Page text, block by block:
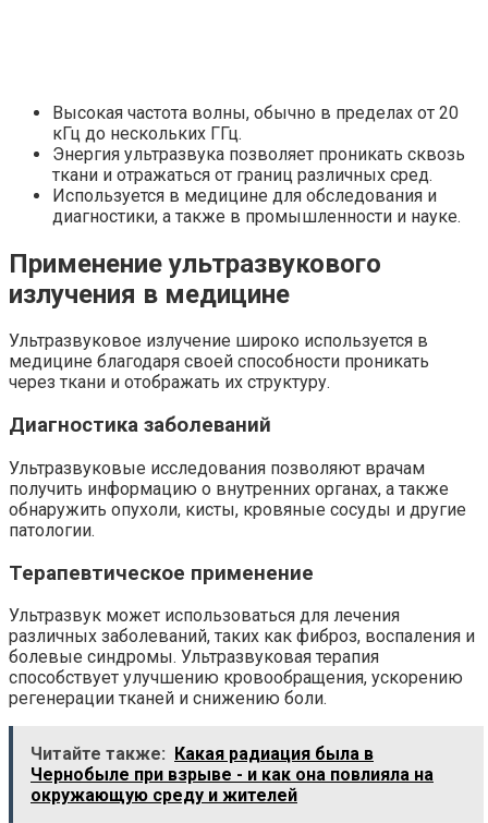
Высокая частота волны, обычно в пределах от 20
кГц до нескольких ГГц.
Энергия ультразвука позволяет проникать сквозь
ткани и отражаться от границ различных сред.
Используется в медицине для обследования и
диагностики, а также в промышленности и науке.
Применение ультразвукового
излучения в медицине
Ультразвуковое излучение широко используется в
медицине благодаря своей способности проникать
через ткани и отображать их структуру.
Диагностика заболеваний
Ультразвуковые исследования позволяют врачам
получить информацию о внутренних органах, а также
обнаружить опухоли, кисты, кровяные сосуды и другие
патологии.
Терапевтическое применение
Ультразвук может использоваться для лечения
различных заболеваний, таких как фиброз, воспаления и
болевые синдромы. Ультразвуковая терапия
способствует улучшению кровообращения, ускорению
регенерации тканей и снижению боли.
Читайте также:
Какая радиация была в
Чернобыле при взрыве - и как она повлияла на
окружающую среду и жителей